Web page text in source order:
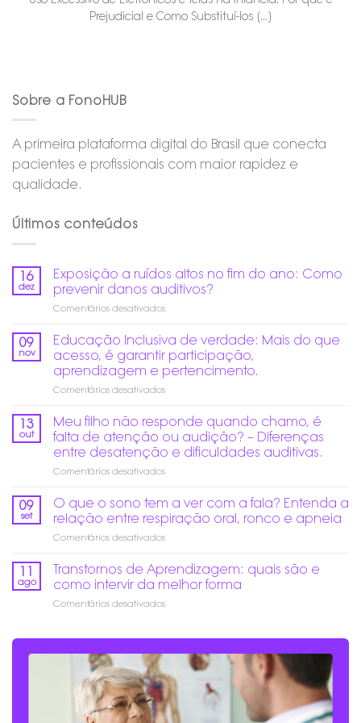
Prejudicial e Como Substituí-los [...]
Sobre a FonoHUB
A primeira plataforma digital do Brasil que conecta
pacientes e profissionais com maior rapidez e
qualidade.
Últimos conteúdos
16
dez
Exposição a ruídos altos no fim do ano: Como
prevenir danos auditivos?
Comentários desativadosem
ruídos
altos
no
fim
ano:
prevenir
danos
auditivos?
09
nov
Educação Inclusiva de verdade: Mais do que
acesso, é garantir participação,
aprendizagem e pertencimento.
Comentários desativadosem
Inclusiva
de
verdade:
Mais
do
acesso,
garantir
participação,
e
pertencimento.
13
out
Meu filho não responde quando chamo, é
falta de atenção ou audição? – Diferenças
entre desatenção e dificuldades auditivas.
Comentários desativadosem
não
responde
quando
é
falta
atenção
Diferenças
entre
desatenção
e
dificuldades
09
set
O que o sono tem a ver com a fala? Entenda a
relação entre respiração oral, ronco e apneia
Comentários desativadosem
o
sono
tem
fala?
Entenda
a
relação
11
ago
Transtornos de Aprendizagem: quais são e
como intervir da melhor forma
Comentários desativadosem
quais
são
e
como
intervir